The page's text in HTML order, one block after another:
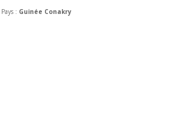
Pays : Guinée Conakry